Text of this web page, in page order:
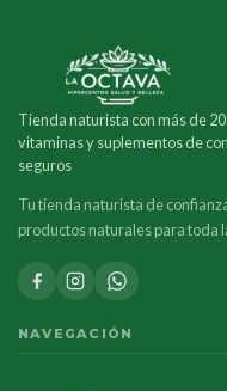
Tienda naturista con más de
vitaminas y suplementos de
seguros
Tu tienda naturista de
productos naturales para toda
NAVEGACIÓN